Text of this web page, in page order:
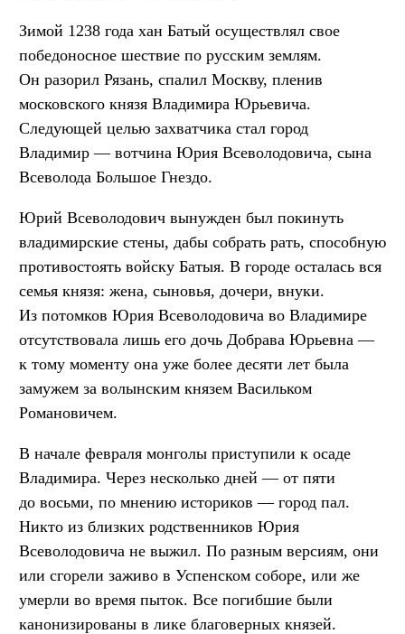
Зимой 1238 года хан Батый осуществлял свое
победоносное шествие по русским землям.
Он разорил Рязань, спалил Москву, пленив
московского князя Владимира Юрьевича.
Следующей целью захватчика стал город
Владимир — вотчина Юрия Всеволодовича, сына
Всеволода Большое Гнездо.
Юрий Всеволодович вынужден был покинуть
владимирские стены, дабы собрать рать, способную
противостоять войску Батыя. В городе осталась вся
семья князя: жена, сыновья, дочери, внуки.
Из потомков Юрия Всеволодовича во Владимире
отсутствовала лишь его дочь Добрава Юрьевна —
к тому моменту она уже более десяти лет была
замужем за волынским князем Васильком
Романовичем.
В начале февраля монголы приступили к осаде
Владимира. Через несколько дней — от пяти
до восьми, по мнению историков — город пал.
Никто из близких родственников Юрия
Всеволодовича не выжил. По разным версиям, они
или сгорели заживо в Успенском соборе, или же
умерли во время пыток. Все погибшие были
канонизированы в лике благоверных князей.